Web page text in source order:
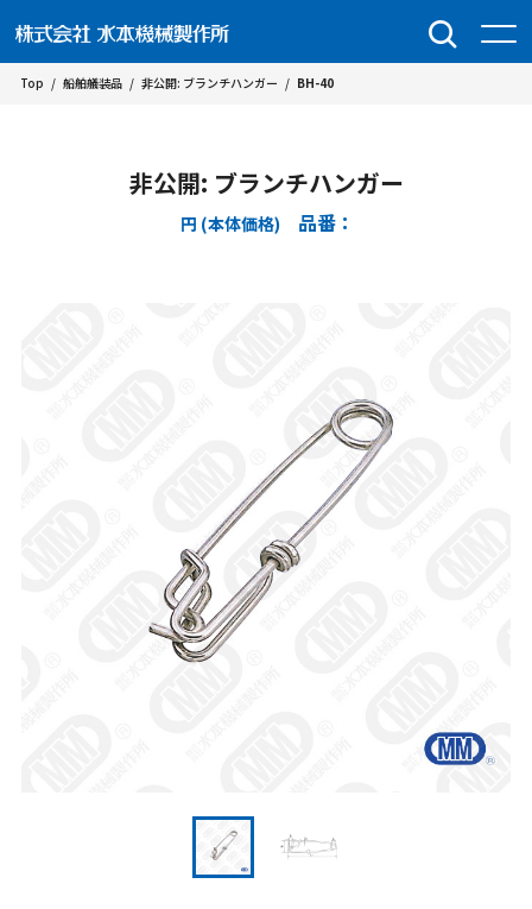
Top / 船舶艤装品 / 非公開: ブランチハンガー / BH-40
非公開: ブランチハンガー
円 (本体価格) 品番：